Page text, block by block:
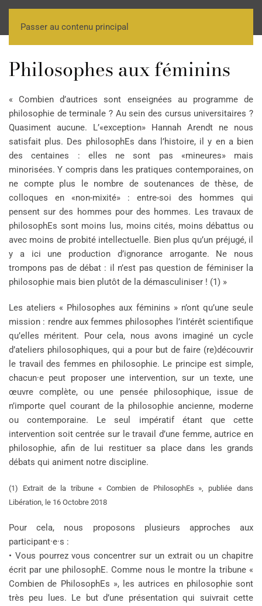
Passer au contenu principal
Philosophes aux féminins
« Combien d’autrices sont enseignées au programme de
philosophie de terminale ? Au sein des cursus universitaires ?
Quasiment aucune. L’«exception» Hannah Arendt ne nous
satisfait plus. Des philosophEs dans l’histoire, il y en a bien
des centaines : elles ne sont pas «mineures» mais
minorisées. Y compris dans les pratiques contemporaines, on
ne compte plus le nombre de soutenances de thèse, de
colloques en «non-mixité» : entre-soi des hommes qui
pensent sur des hommes pour des hommes. Les travaux de
philosophEs sont moins lus, moins cités, moins débattus ou
avec moins de probité intellectuelle. Bien plus qu’un préjugé, il
y a ici une production d’ignorance arrogante. Ne nous
trompons pas de débat : il n’est pas question de féminiser la
philosophie mais bien plutôt de la démasculiniser ! (1) »
Les ateliers « Philosophes aux féminins » n’ont qu’une seule
mission : rendre aux femmes philosophes l’intérêt scientifique
qu’elles méritent. Pour cela, nous avons imaginé un cycle
d’ateliers philosophiques, qui a pour but de faire (re)découvrir
le travail des femmes en philosophie. Le principe est simple,
chacun·e peut proposer une intervention, sur un texte, une
œuvre complète, ou une pensée philosophique, issue de
n’importe quel courant de la philosophie ancienne, moderne
ou contemporaine. Le seul impératif étant que cette
intervention soit centrée sur le travail d’une femme, autrice en
philosophie, afin de lui restituer sa place dans les grands
débats qui animent notre discipline.
(1) Extrait de la tribune « Combien de PhilosophEs », publiée dans
Libération, le 16 Octobre 2018
Pour cela, nous proposons plusieurs approches aux
participant·e·s :
• Vous pourrez vous concentrer sur un extrait ou un chapitre
écrit par une philosophE. Comme nous le montre la tribune «
Combien de PhilosophEs », les autrices en philosophie sont
très peu lues. Le but d’une présentation qui suivrait cette